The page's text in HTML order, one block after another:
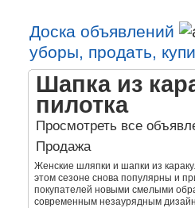
Доска объявлений
уборы, продать,
Шапка из
пилотка
Просмотреть все
Продажа
Женские шляпки и шапки из
этом сезоне снова популярны и
покупателей новыми смелыми
современным незаурядным